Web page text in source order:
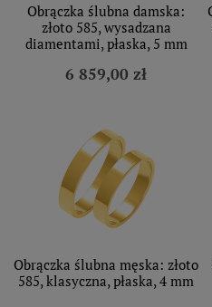
Obrączka ślubna damska:
złoto 585, wysadzana
diamentami, płaska, 5 mm
6 859,00 zł
Obrączka ślubna męska: złoto
585, klasyczna, płaska, 4 mm